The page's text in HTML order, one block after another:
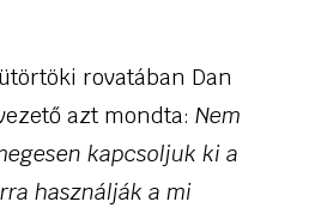
rovatában Dan
azt mondta: Nem
kapcsoljuk ki a
használják a mi